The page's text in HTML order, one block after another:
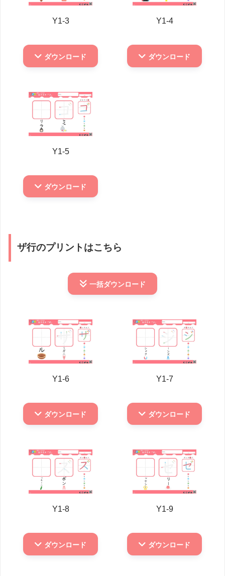
Y1-3
ダウンロード
Y1-4
ダウンロード
Y1-5
ダウンロード
ザ行のプリントはこちら
一括ダウンロード
Y1-6
ダウンロード
Y1-7
ダウンロード
Y1-8
ダウンロード
Y1-9
ダウンロード